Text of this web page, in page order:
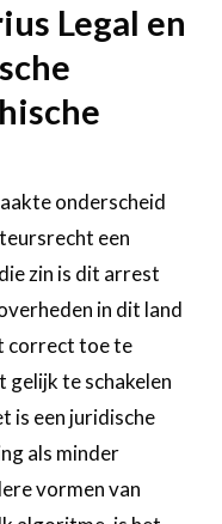
Legal en
onderscheid
een
zin is dit arrest
in dit land
correct toe te
gelijk te schakelen
is een juridische
als minder
vormen van